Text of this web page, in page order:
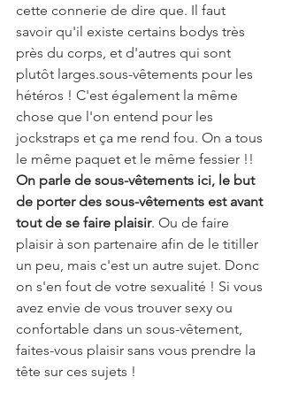
cette connerie de dire que. Il faut
savoir qu'il existe certains bodys très
près du corps, et d'autres qui sont
plutôt larges.sous-vêtements pour les
hétéros ! C'est également la même
chose que l'on entend pour les
jockstraps et ça me rend fou. On a tous
le même paquet et le même fessier !!
On parle de sous-vêtements ici, le but
de porter des sous-vêtements est avant
tout de se faire plaisir. Ou de faire
plaisir à son partenaire afin de le titiller
un peu, mais c'est un autre sujet. Donc
on s'en fout de votre sexualité ! Si vous
avez envie de vous trouver sexy ou
confortable dans un sous-vêtement,
faites-vous plaisir sans vous prendre la
tête sur ces sujets !